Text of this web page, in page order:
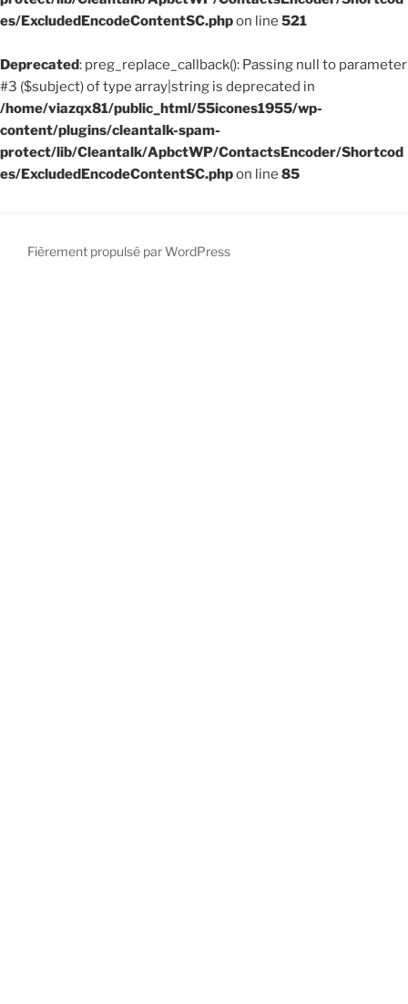
es/ExcludedEncodeContentSC.phpon line 521
Deprecated: preg_replace_callback(): Passing null to parameter
#3 ($subject) of type array|string is deprecated in
/home/viazqx81/public_html/55icones1955/wp-
content/plugins/cleantalk-spam-
protect/lib/Cleantalk/ApbctWP/ContactsEncoder/Shortcod
es/ExcludedEncodeContentSC.phpon line 85
Fièrement propulsé par WordPress